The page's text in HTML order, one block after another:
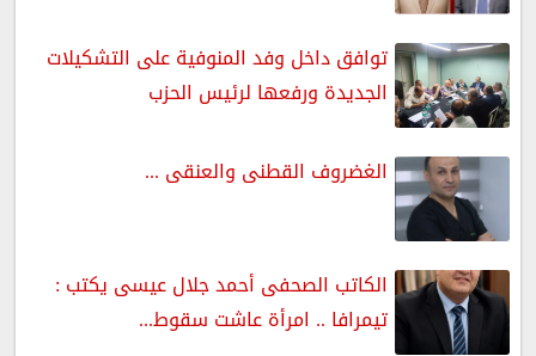
توافق داخل وفد المنوفية على التشكيلات
الجديدة ورفعها لرئيس الحزب
الغضروف القطنى والعنقى ...
الكاتب الصحفى أحمد جلال عيسى يكتب :
تيمرافا .. امرأة عاشت سقوط...